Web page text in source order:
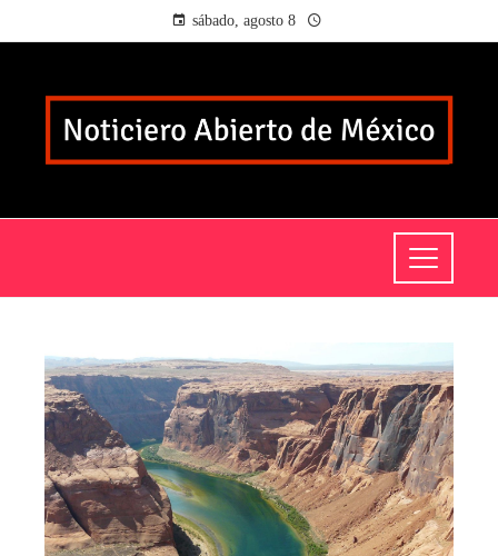
sábado, agosto 8